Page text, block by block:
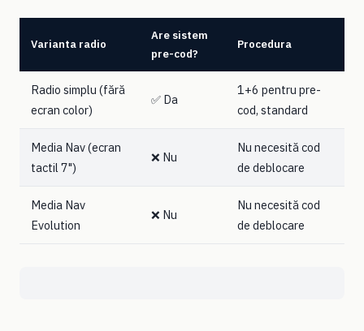
Varianta radio
Are sistem
pre-cod?
Procedura
Radio simplu (fără
ecran color)
✅ Da
1+6 pentru pre-
cod, standard
Media Nav (ecran
tactil 7")
❌ Nu
Nu necesită cod
de deblocare
Media Nav
Evolution
❌ Nu
Nu necesită cod
de deblocare